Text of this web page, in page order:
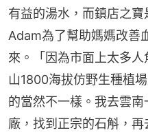
有益的湯水，而鎮店之
Adam為了幫助媽媽改善
來。「因為市面上太多
山1800海拔仿野生種植
的當然不一樣。我去雲
廠，找到正宗的石斛，